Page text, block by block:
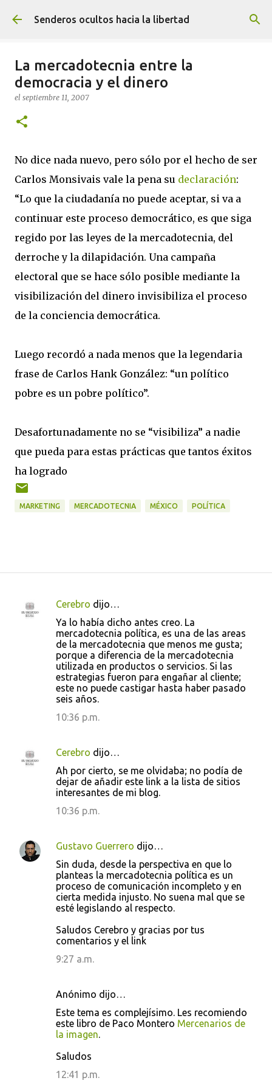
Ir al contenido principal
Senderos ocultos hacia la libertad
La mercadotecnia entre la
democracia y el dinero
el septiembre 11, 2007
No dice nada nuevo, pero sólo por el hecho de ser
Carlos Monsivais vale la pena su declaración:
“Lo que la ciudadanía no puede aceptar, si va a
continuar este proceso democrático, es que siga
regido por las leyes de la mercadotecnia, del
derroche y la dilapidación. Una campaña
electoral que se hace sólo posible mediante la
visibilización del dinero invisibiliza el proceso
de la conciencia democrática.
Luego recordó a nada menos que la legendaria
frase de Carlos Hank González: “un político
pobre es un pobre político”.
Desafortunadamente no se “visibiliza” a nadie
que pueda para estas prácticas que tantos éxitos
ha logrado
MARKETING MERCADOTECNIA MÉXICO POLÍTICA
C
o
Cerebro dijo…
Ya lo había dicho antes creo. La
mercadotecnia política, es una de las areas
de la mercadotecnia que menos me gusta;
porque a diferencia de la mercadotecnia
utilizada en productos o servicios. Si las
estrategias fueron para engañar al cliente;
este no puede castigar hasta haber pasado
seis años.
10:36 p.m.
Cerebro dijo…
Ah por cierto, se me olvidaba; no podía de
dejar de añadir este link a la lista de sitios
interesantes de mi blog.
10:36 p.m.
Gustavo Guerrero dijo…
Sin duda, desde la perspectiva en que lo
planteas la mercadotecnia política es un
proceso de comunicación incompleto y en
cierta medida injusto. No suena mal que se
esté legislando al respecto.
Saludos Cerebro y gracias por tus
comentarios y el link
9:27 a.m.
Anónimo dijo…
Este tema es complejísimo. Les recomiendo
este libro de Paco Montero Mercenarios de
la imagen.
Saludos
12:41 p.m.